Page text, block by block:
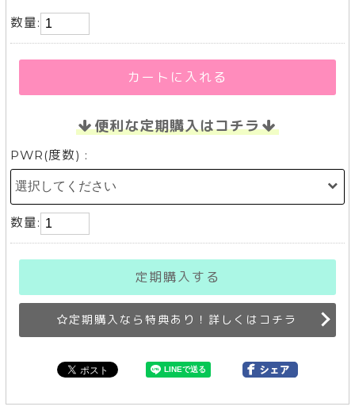
数量:
カートに入れる
便利な定期購入はコチラ
PWR(度数) :
数量:
定期購入する
定期購入なら特典あり！詳しくはコチラ